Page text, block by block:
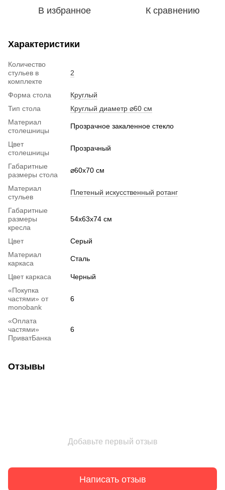
В избранное К сравнению
Характеристики
Количество
стульев в
комплекте
2
Форма стола
Круглый
Тип стола
Круглый диаметр ⌀60 см
Материал
столешницы
Прозрачное закаленное стекло
Цвет
столешницы
Прозрачный
Габаритные
размеры стола
⌀60x70 см
Материал
стульев
Плетеный искусственный ротанг
Габаритные
размеры
кресла
54х63x74 см
Цвет
Серый
Материал
каркаса
Сталь
Цвет каркаса
Черный
«Покупка
частями» от
monobank
6
«Оплата
частями»
ПриватБанка
6
Отзывы
Добавьте первый отзыв
Написать отзыв